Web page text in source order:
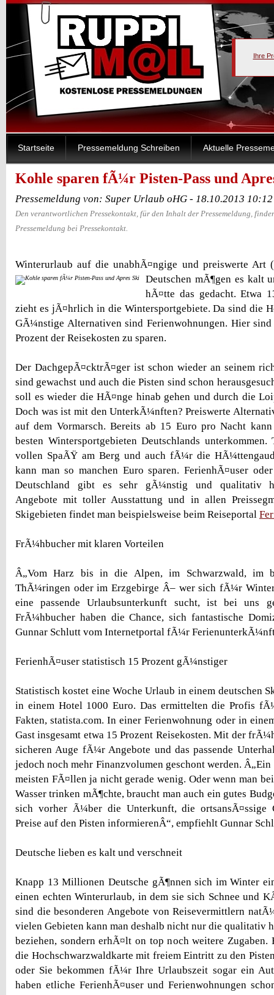
Ihre
Startseite Pressemeldung Schreiben Aktuelle
Kohle sparen fÃ¼r Pisten-Pass und
Pressemeldung von: Super Urlaub oHG - 18.10.2013
Den verantwortlichen Pressekontakt, für den Inhalt der Pressemeldung,
Pressemeldung bei Pressekontakt.
Winterurlaub auf die unabhÃ¤ngige und preiswerte Art
Deutschen mÃ¶gen es kalt
hÃ¤tte das gedacht. Etwa
zieht es jÃ¤hrlich in die Wintersportgebiete. Da sind die
GÃ¼nstige Alternativen sind Ferienwohnungen. Hier sind
Prozent der Reisekosten zu sparen.
Der DachgepÃ¤cktrÃ¤ger ist schon wieder an seinem
sind gewachst und auch die Pisten sind schon
soll es wieder die HÃ¤nge hinab gehen und durch die
Doch was ist mit den UnterkÃ¼nften? Preiswerte
auf dem Vormarsch. Bereits ab 15 Euro pro Nacht
besten Wintersportgebieten Deutschlands
vollen SpaÃŸ am Berg und auch fÃ¼r die
kann man so manchen Euro sparen. FerienhÃ¤user
Deutschland gibt es sehr gÃ¼nstig und qualitativ
Angebote mit toller Ausstattung und in allen
Skigebieten findet man beispielsweise beim Reiseportal
FrÃ¼hbucher mit klaren Vorteilen
Â„Vom Harz bis in die Alpen, im Schwarzwald, im
ThÃ¼ringen oder im Erzgebirge Â– wer sich fÃ¼r
eine passende Urlaubsunterkunft sucht, ist bei uns
FrÃ¼hbucher haben die Chance, sich fantastische
Gunnar Schlutt vom Internetportal fÃ¼r
FerienhÃ¤user statistisch 15 Prozent gÃ¼nstiger
Statistisch kostet eine Woche Urlaub in einem deutschen
in einem Hotel 1000 Euro. Das ermittelten die Profis
Fakten, statista.com. In einer Ferienwohnung oder in
Gast insgesamt etwa 15 Prozent Reisekosten. Mit der
sicheren Auge fÃ¼r Angebote und das passende
jedoch noch mehr Finanzvolumen geschont werden. Â„Ein
meisten FÃ¤llen ja nicht gerade wenig. Oder wenn man
Wasser trinken mÃ¶chte, braucht man auch ein gutes
sich vorher Ã¼ber die Unterkunft, die ortsansÃ¤ssige
Preise auf den Pisten informierenÂ“, empfiehlt Gunnar
Deutsche lieben es kalt und verschneit
Knapp 13 Millionen Deutsche gÃ¶nnen sich im Winter
einen echten Winterurlaub, in dem sie sich Schnee und
sind die besonderen Angebote von Reisevermittlern
vielen Gebieten kann man deshalb nicht nur die qualitativ
beziehen, sondern erhÃ¤lt on top noch weitere Zugaben.
die Hochschwarzwaldkarte mit freiem Eintritt zu den
oder Sie bekommen fÃ¼r Ihre Urlaubszeit sogar ein
haben etliche FerienhÃ¤user und Ferienwohnungen